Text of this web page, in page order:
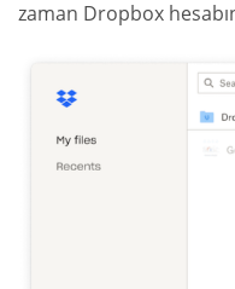
zaman Dropbox